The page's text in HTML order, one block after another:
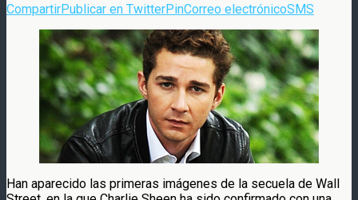
CompartirPublicar en TwitterPinCorreo electrónicoSMS
Han aparecido las primeras imágenes de la secuela de Wall